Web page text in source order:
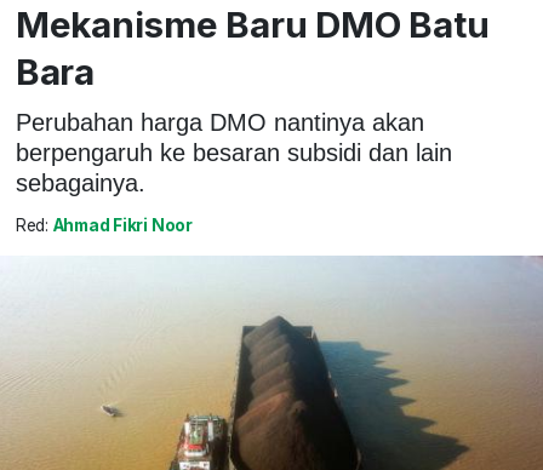
Mekanisme Baru DMO Batu
Bara
Perubahan harga DMO nantinya akan
berpengaruh ke besaran subsidi dan lain
sebagainya.
Red: Ahmad Fikri Noor